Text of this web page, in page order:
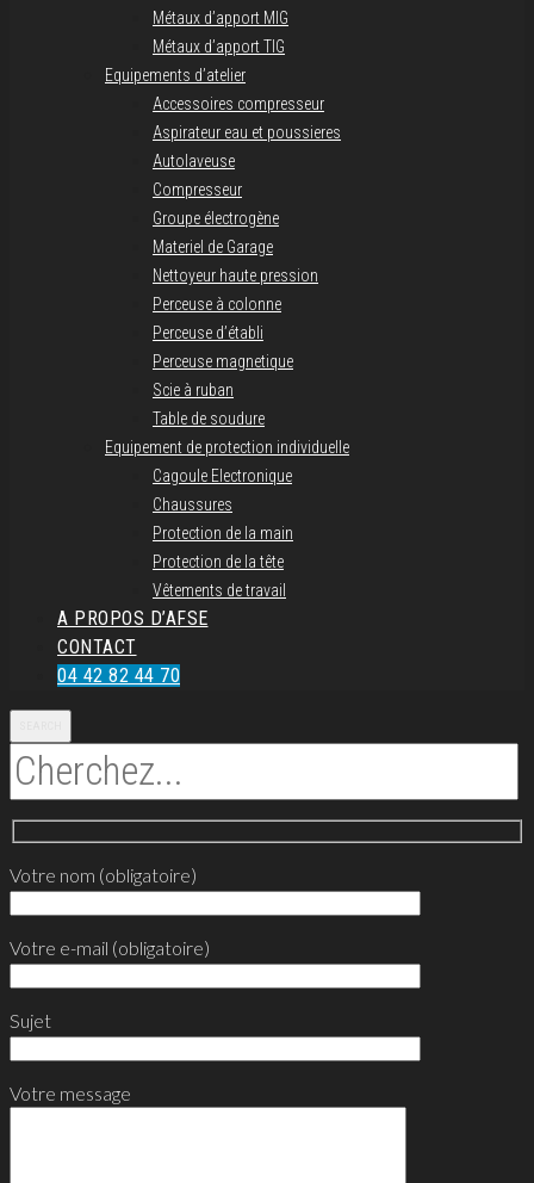
Métaux d’apport MIG
Métaux d’apport TIG
Equipements d’atelier
Accessoires compresseur
Aspirateur eau et poussieres
Autolaveuse
Compresseur
Groupe électrogène
Materiel de Garage
Nettoyeur haute pression
Perceuse à colonne
Perceuse d’établi
Perceuse magnetique
Scie à ruban
Table de soudure
Equipement de protection individuelle
Cagoule Electronique
Chaussures
Protection de la main
Protection de la tête
Vêtements de travail
A PROPOS D’AFSE
CONTACT
04 42 82 44 70
Votre nom (obligatoire)
Votre e-mail (obligatoire)
Sujet
Votre message